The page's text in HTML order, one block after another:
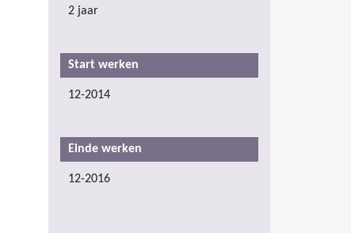
2 jaar
Start werken
12-2014
Einde werken
12-2016